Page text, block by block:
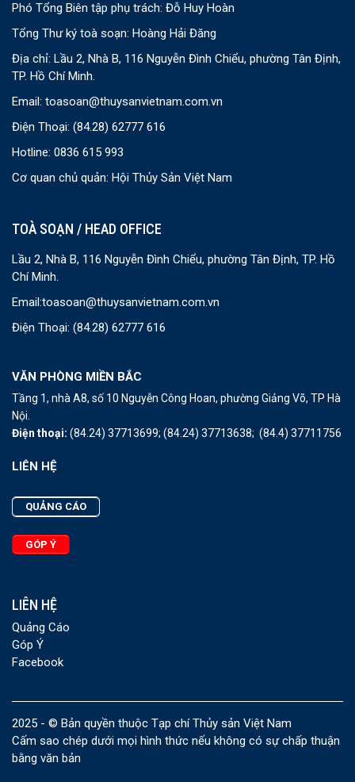
Phó Tổng Biên tập phụ trách: Đỗ Huy Hoàn
Tổng Thư ký toà soạn: Hoàng Hải Đăng
Địa chỉ: Lầu 2, Nhà B, 116 Nguyễn Đình Chiểu, phường Tân Định,
TP. Hồ Chí Minh.
Email: toasoan@thuysanvietnam.com.vn
Điện Thoại: (84.28) 62777 616
Hotline: 0836 615 993
Cơ quan chủ quản: Hội Thủy Sản Việt Nam
TOÀ SOẠN / HEAD OFFICE
Lầu 2, Nhà B, 116 Nguyễn Đình Chiểu, phường Tân Định, TP. Hồ
Chí Minh.
Email:toasoan@thuysanvietnam.com.vn
Điện Thoại: (84.28) 62777 616
VĂN PHÒNG MIỀN BẮC
Tầng 1, nhà A8, số 10 Nguyễn Công Hoan, phường Giảng Võ, TP Hà
Nội.
Điện thoại: (84.24) 37713699; (84.24) 37713638; (84.4) 37711756
LIÊN HỆ
QUẢNG CÁO
GÓP Ý
LIÊN HỆ
Quảng Cáo
Góp Ý
Facebook
2025 - © Bản quyền thuộc Tạp chí Thủy sản Việt Nam
Cấm sao chép dưới mọi hình thức nếu không có sự chấp thuận
bằng văn bản